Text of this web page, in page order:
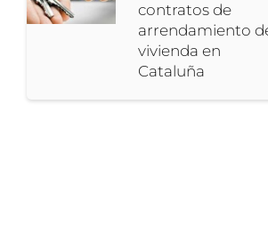
contratos de
arrendamiento
vivienda en
Cataluña